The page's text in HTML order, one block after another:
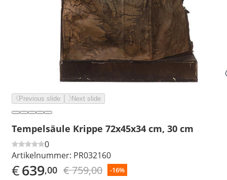
Previous slide Next slide
Tempelsäule Krippe 72x45x34 cm, 30 cm
0
Artikelnummer: PR032160
€639,00 € 759,00 -16%